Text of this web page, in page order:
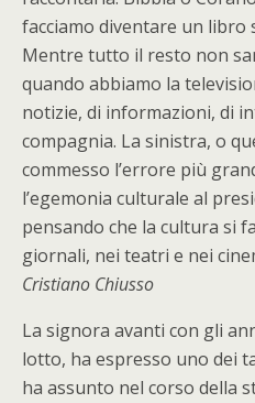
facciamo diventare un libro
Mentre tutto il resto non
quando abbiamo la
notizie, di informazioni, di
compagnia. La sinistra, o
commesso l’errore più
l’egemonia culturale al
pensando che la cultura si
giornali, nei teatri e nei
Cristiano Chiusso
La signora avanti con gli
lotto, ha espresso uno dei
ha assunto nel corso della